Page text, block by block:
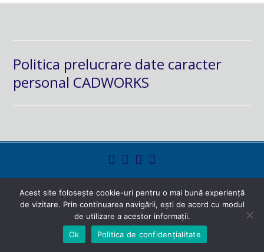
Politica prelucrare date caracter
personal CADWORKS
Acest site folosește cookie-uri pentru o mai bună experiență
de vizitare. Prin continuarea navigării, ești de acord cu modul
de utilizare a acestor informații.
Ok
Politica de confidențialitate